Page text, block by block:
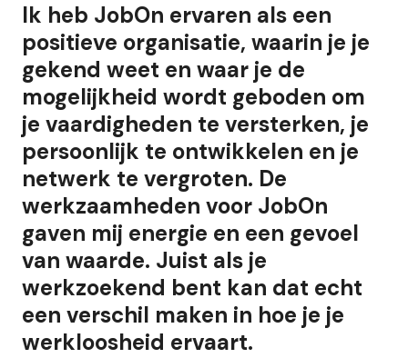
Ik heb JobOn ervaren als een
positieve organisatie, waarin je je
gekend weet en waar je de
mogelijkheid wordt geboden om
je vaardigheden te versterken, je
persoonlijk te ontwikkelen en je
netwerk te vergroten. De
werkzaamheden voor JobOn
gaven mij energie en een gevoel
van waarde. Juist als je
werkzoekend bent kan dat echt
een verschil maken in hoe je je
werkloosheid ervaart.